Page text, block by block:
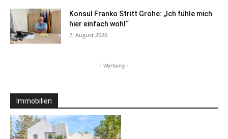
Konsul Franko Stritt Grohe: „Ich fühle mich
hier einfach wohl“
7. August 2026
- Werbung -
Immobilien